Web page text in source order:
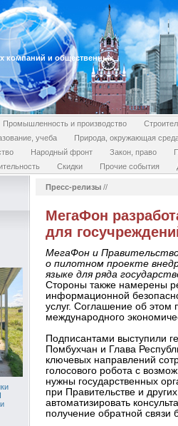
компаний и общественных
Промышленность и производство
учеба
Природа, окружающая
Народный фронт Закон, право
Скидки Прочие события
Пресс-релизы //
МегаФон
для
МегаФон и
о пилотном проекте
языке для ряда
Стороны также намерены
информационной
услуг. Соглашение об этом
международного
Подписантами выступили
Помбухчан и Глава
ключевых направлений
голосового робота с
нужны государственных
при Правительстве и
автоматизировать
получение обратной связи